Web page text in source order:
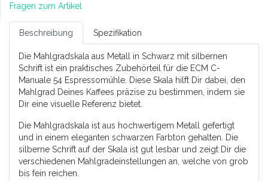
Fragen zum Artikel
Beschreibung Spezifikation
Die Mahlgradskala aus Metall in Schwarz mit silbernen
Schrift ist ein praktisches Zubehörteil für die ECM C-
Manuale 54 Espressomühle. Diese Skala hilft Dir dabei, den
Mahlgrad Deines Kaffees präzise zu bestimmen, indem sie
Dir eine visuelle Referenz bietet.
Die Mahlgradskala ist aus hochwertigem Metall gefertigt
und in einem eleganten schwarzen Farbton gehalten. Die
silberne Schrift auf der Skala ist gut lesbar und zeigt Dir die
verschiedenen Mahlgradeinstellungen an, welche von grob
bis fein reichen.